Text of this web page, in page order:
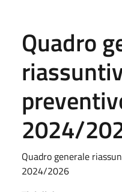
Quadro
2024/
Quadro generale
2024/2026